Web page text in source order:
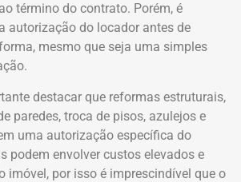
término do contrato. Porém, é
autorização do locador antes de
mesmo que seja uma simples
destacar que reformas estruturais,
paredes, troca de pisos, azulejos e
uma autorização específica do
podem envolver custos elevados e
imóvel, por isso é imprescindível que o